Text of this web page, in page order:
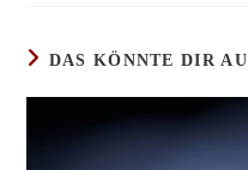
DAS KÖNNTE DIR